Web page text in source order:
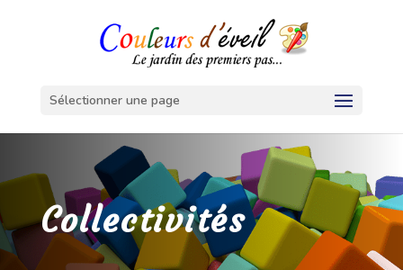
Sélectionner une page
Collectivités